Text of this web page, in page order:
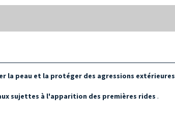
la peau et la protéger des agressions extérieures
sujettes à l'apparition des premières rides .